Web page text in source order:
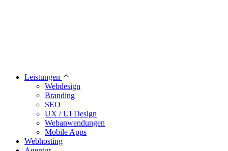
Leistungen
Webdesign
Branding
SEO
UX / UI Design
Webanwendungen
Mobile Apps
Webhosting